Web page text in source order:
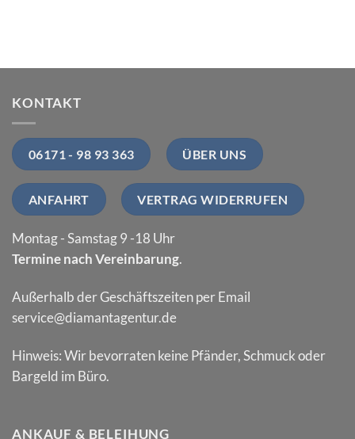
KONTAKT
06171 - 98 93 363 ÜBER UNS
ANFAHRT VERTRAG WIDERRUFEN
Montag - Samstag 9 -18 Uhr
Termine nach Vereinbarung.
Außerhalb der Geschäftszeiten per Email
service@diamantagentur.de
Hinweis: Wir bevorraten keine Pfänder, Schmuck oder
Bargeld im Büro.
ANKAUF & BELEIHUNG